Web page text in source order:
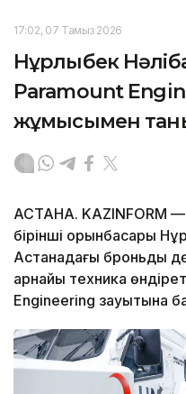
17:02, 07 Тамыз 2026
Нұрлыбек
Paramount
жұмысымен
АСТАНА. KAZINFORM
бірінші орынбасары
Астанадағы броньды
арнайы техника
Engineering зауытына